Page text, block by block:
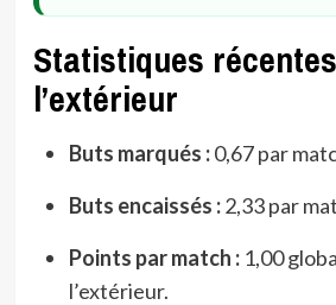
Statistiques
l’extérieur
Buts marqués :0,67 par
Buts encaissés :2,33 par
Points par match :1,00
l’extérieur.